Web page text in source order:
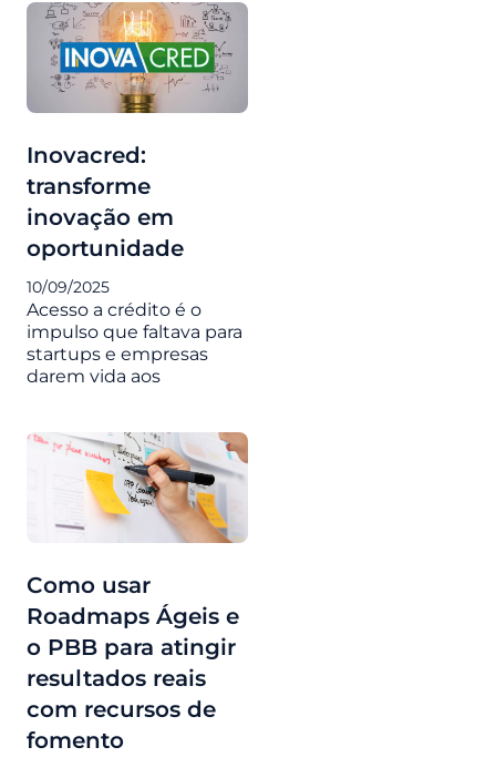
Inovacred:
transforme
inovação em
oportunidade
10/09/2025
Acesso a crédito é o
impulso que faltava para
startups e empresas
darem vida aos
Como usar
Roadmaps Ágeis e
o PBB para atingir
resultados reais
com recursos de
fomento